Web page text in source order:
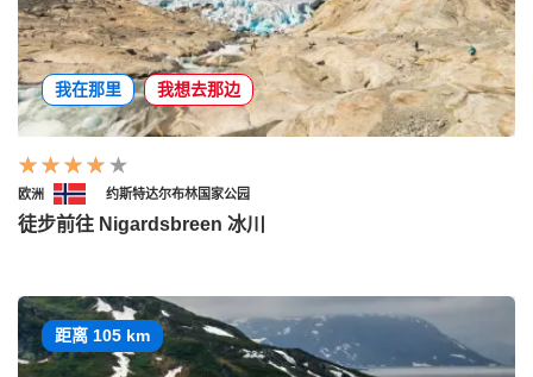
我在那里 我想去那边
欧洲 约斯特达尔布林国家公园
徒步前往 Nigardsbreen 冰川
距离 105 km